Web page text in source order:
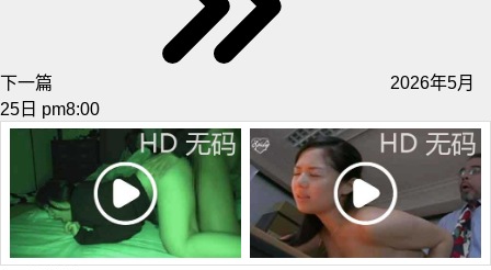
下一篇
2026年5月
25日 pm8:00